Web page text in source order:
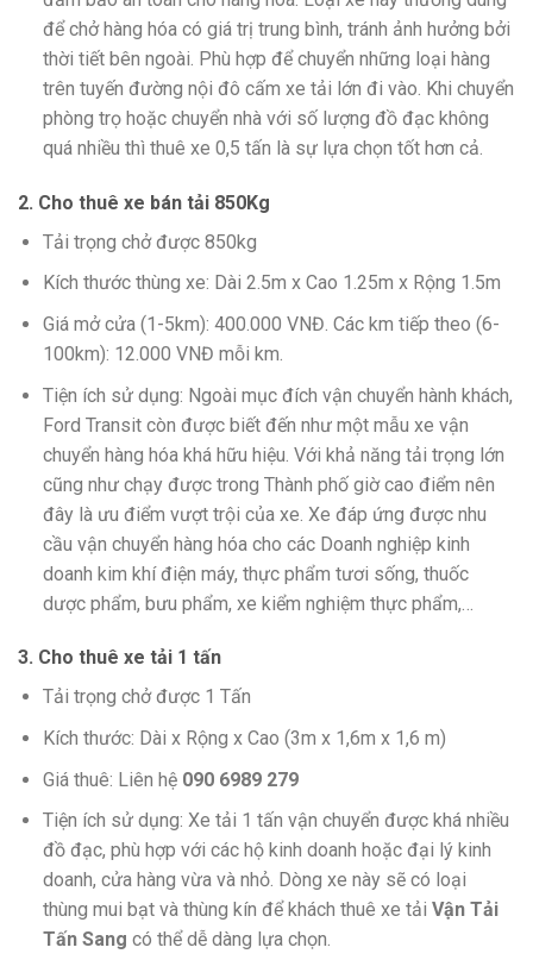
để chở hàng hóa có giá trị trung bình, tránh ảnh hưởng bởi
thời tiết bên ngoài. Phù hợp để chuyển những loại hàng
trên tuyến đường nội đô cấm xe tải lớn đi vào. Khi chuyển
phòng trọ hoặc chuyển nhà với số lượng đồ đạc không
quá nhiều thì thuê xe 0,5 tấn là sự lựa chọn tốt hơn cả.
2. Cho thuê xe bán tải 850Kg
Tải trọng chở được 850kg
Kích thước thùng xe: Dài 2.5m x Cao 1.25m x Rộng 1.5m
Giá mở cửa (1-5km): 400.000 VNĐ. Các km tiếp theo (6-
100km): 12.000 VNĐ mỗi km.
Tiện ích sử dụng: Ngoài mục đích vận chuyển hành khách,
Ford Transit còn được biết đến như một mẫu xe vận
chuyển hàng hóa khá hữu hiệu. Với khả năng tải trọng lớn
cũng như chạy được trong Thành phố giờ cao điểm nên
đây là ưu điểm vượt trội của xe. Xe đáp ứng được nhu
cầu vận chuyển hàng hóa cho các Doanh nghiệp kinh
doanh kim khí điện máy, thực phẩm tươi sống, thuốc
dược phẩm, bưu phẩm, xe kiểm nghiệm thực phẩm,…
3. Cho thuê xe tải 1 tấn
Tải trọng chở được 1 Tấn
Kích thước: Dài x Rộng x Cao (3m x 1,6m x 1,6 m)
Giá thuê: Liên hệ 090 6989 279
Tiện ích sử dụng: Xe tải 1 tấn vận chuyển được khá nhiều
đồ đạc, phù hợp với các hộ kinh doanh hoặc đại lý kinh
doanh, cửa hàng vừa và nhỏ. Dòng xe này sẽ có loại
thùng mui bạt và thùng kín để khách thuê xe tải Vận Tải
Tấn Sang có thể dễ dàng lựa chọn.